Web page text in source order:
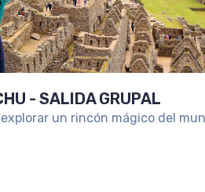
- SALIDA GRUPAL
un rincón mágico del